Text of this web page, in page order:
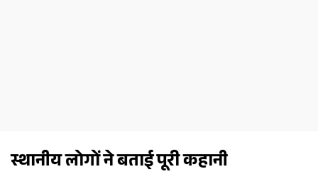
स्थानीय लोगों ने बताई पूरी कहानी